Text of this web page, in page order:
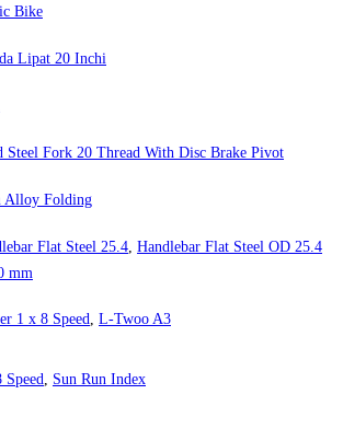
Bike
Lipat 20 Inchi
Steel Fork 20 Thread With Disc Brake Pivot
Alloy Folding
Flat Steel 25.4 Handlebar Flat Steel OD 25.4
mm
1 x 8 Speed L-Twoo A3
Speed Sun Run Index